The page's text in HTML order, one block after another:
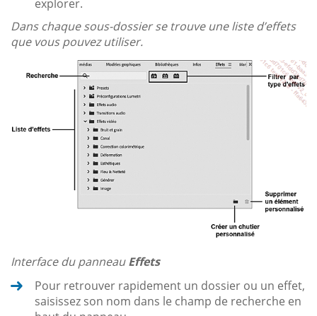
explorer.
Dans chaque sous-dossier se trouve une liste d’effets
que vous pouvez utiliser.
Interface du panneauEffets
Pour retrouver rapidement un dossier ou un effet,
saisissez son nom dans le champ de recherche en